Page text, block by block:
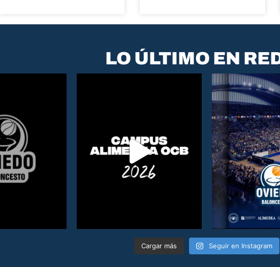
LO ÚLTIMO EN
Cargar más Seguir en Instagram